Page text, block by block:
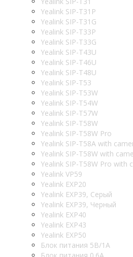
Yealink SIP-T31P
Yealink SIP-T31G
Yealink SIP-T33P
Yealink SIP-T33G
Yealink SIP-T43U
Yealink SIP-T46U
Yealink SIP-T48U
Yealink SIP-T53
Yealink SIP-T53W
Yealink SIP-T54W
Yealink SIP-T57W
Yealink SIP-T58W
Yealink SIP-T58W Pro
Yealink SIP-T58A with
Yealink SIP-T58W with
Yealink SIP-T58W Pro with
Yealink VP59
Yealink EXP20
Yealink EXP39, Серый
Yealink EXP39, Черный
Yealink EXP40
Yealink EXP43
Yealink EXP50
Блок питания 5В/1A
Блок питания 0.6A